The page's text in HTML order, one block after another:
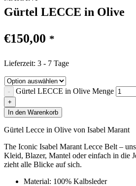
Gürtel LECCE in Olive
€150,00 *
Lieferzeit: 3 - 7 Tage
Gürtel LECCE in Olive Menge
In den Warenkorb
Gürtel Lecce in Olive von Isabel Marant
The Iconic Isabel Marant Lecce Belt –
Kleid, Blazer, Mantel oder einfach in die
zieht alle Blicke auf sich.
Material: 100% Kalbsleder